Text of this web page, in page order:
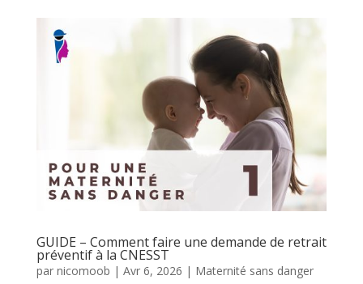
GUIDE – Comment faire une demande de retrait
préventif à la CNESST
par nicomoob | Avr 6, 2026 | Maternité sans danger